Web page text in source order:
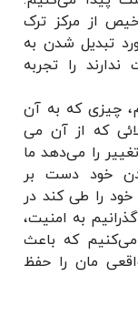
از مرکز ترک
تبدیل شدن به
را تجربه
چیزی که به آن
که از آن می
را می‌دهد ما
خود دست بر
را طی کند در
به امنیت،
که باعث
مان را حفظ